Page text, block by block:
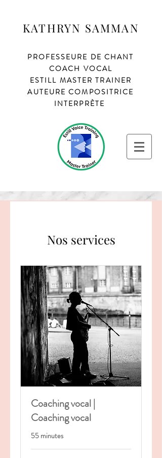
KATHRYN SAMMAN
PROFESSEURE DE CHANT
COACH VOCAL
ESTILL MASTER TRAINER
AUTEURE COMPOSITRICE
INTERPRÈTE
Nos services
Coaching vocal |
Coaching vocal
55 minutes